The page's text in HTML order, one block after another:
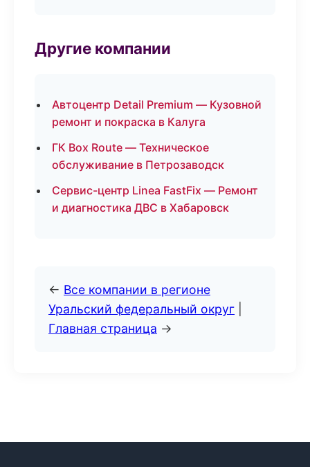
Другие компании
Автоцентр Detail Premium — Кузовной
ремонт и покраска в Калуга
ГК Box Route — Техническое
обслуживание в Петрозаводск
Сервис-центр Linea FastFix — Ремонт
и диагностика ДВС в Хабаровск
← Все компании в регионе
Уральский федеральный округ
Главная страница →